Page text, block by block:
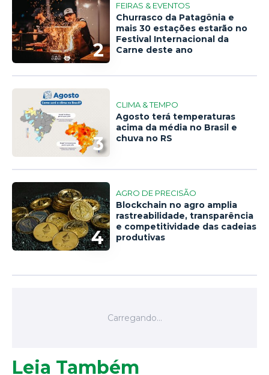
2
FEIRAS & EVENTOS
Churrasco da Patagônia e
mais 30 estações estarão no
Festival Internacional da
Carne deste ano
3
CLIMA & TEMPO
Agosto terá temperaturas
acima da média no Brasil e
chuva no RS
4
AGRO DE PRECISÃO
Blockchain no agro amplia
rastreabilidade, transparência
e competitividade das cadeias
produtivas
Leia Também